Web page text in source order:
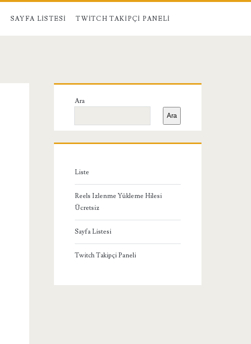
SAYFA LISTESI TWITCH TAKIPÇI PANELI
Birincil
Yan
Menü
Ara
Ara
Liste
Reels Izlenme Yükleme Hilesi
Ücretsiz
Sayfa Listesi
Twitch Takipçi Paneli